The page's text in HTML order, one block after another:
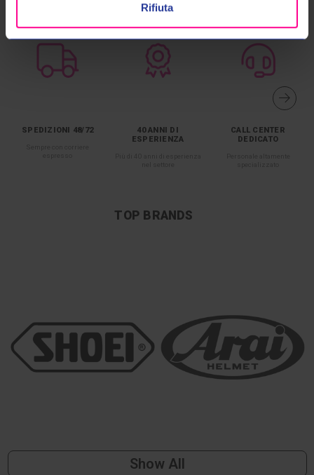
Rifiuta
SPEDIZIONI 48/72
40 ANNI DI
ESPERIENZA
CALL CENTER
DEDICATO
TOP BRANDS
Show All